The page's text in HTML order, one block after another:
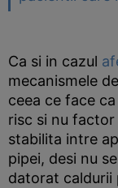
Ca si in cazul
mecanismele
ceea ce face
risc si nu
stabilita intre
pipei, desi nu
datorat caldurii